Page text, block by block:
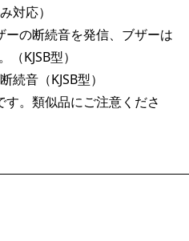
対応）
の断続音を発信、ブザーは
KJSB型）
音（KJSB型）
。類似品にご注意くださ